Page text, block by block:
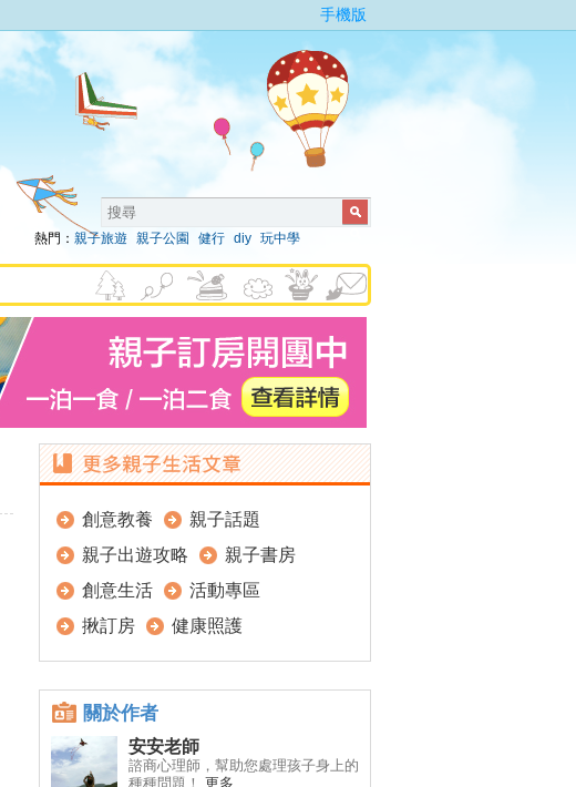
手機版
熱門： 親子旅遊 親子公園 健行 diy 玩中學
創意教養
親子話題
親子出遊攻略
親子書房
創意生活
活動專區
揪訂房
健康照護
關於作者
安安老師
諮商心理師，幫助您處理孩子身上的
種種問題！ 更多